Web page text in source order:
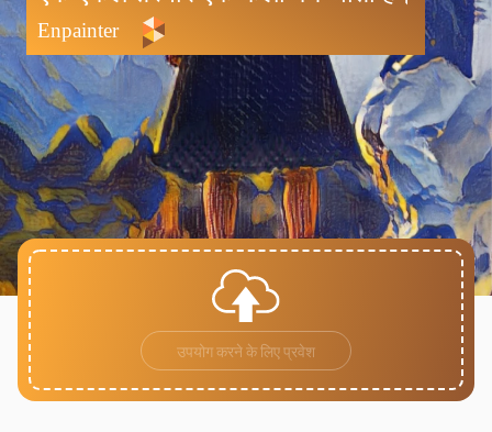
उपयोग करने के लिए प्रवेश